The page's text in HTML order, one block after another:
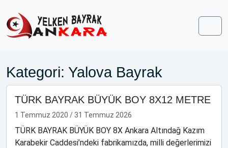
Kategori: Yalova Bayrak
TÜRK BAYRAK BÜYÜK BOY 8X12 METRE
1 Temmuz 2020 / 31 Temmuz 2026
TÜRK BAYRAK BÜYÜK BOY 8X Ankara Altındağ Kazım
Karabekir Caddesi’ndeki fabrikamızda, milli değerlerimizi